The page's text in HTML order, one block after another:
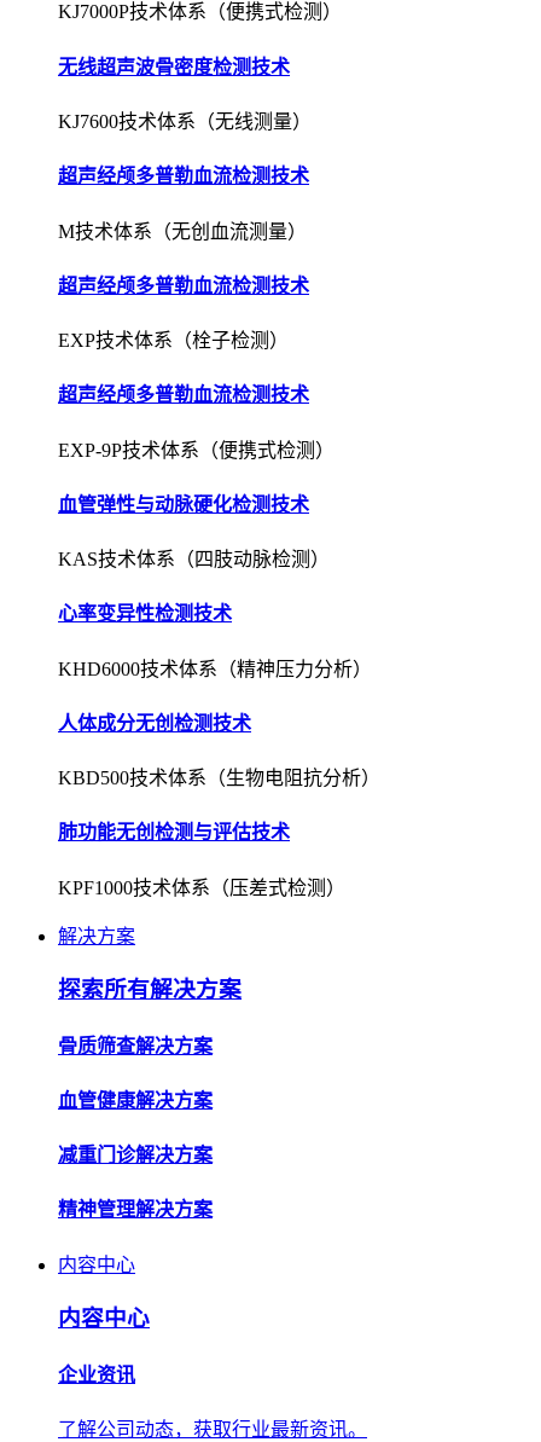
KJ7000P技术体系（便携式检测）
无线超声波骨密度检测技术
KJ7600技术体系（无线测量）
超声经颅多普勒血流检测技术
M技术体系（无创血流测量）
超声经颅多普勒血流检测技术
EXP技术体系（栓子检测）
超声经颅多普勒血流检测技术
EXP-9P技术体系（便携式检测）
血管弹性与动脉硬化检测技术
KAS技术体系（四肢动脉检测）
心率变异性检测技术
KHD6000技术体系（精神压力分析）
人体成分无创检测技术
KBD500技术体系（生物电阻抗分析）
肺功能无创检测与评估技术
KPF1000技术体系（压差式检测）
解决方案
探索所有解决方案
骨质筛查解决方案
血管健康解决方案
减重门诊解决方案
精神管理解决方案
内容中心
内容中心
企业资讯
了解公司动态，获取行业最新资讯。